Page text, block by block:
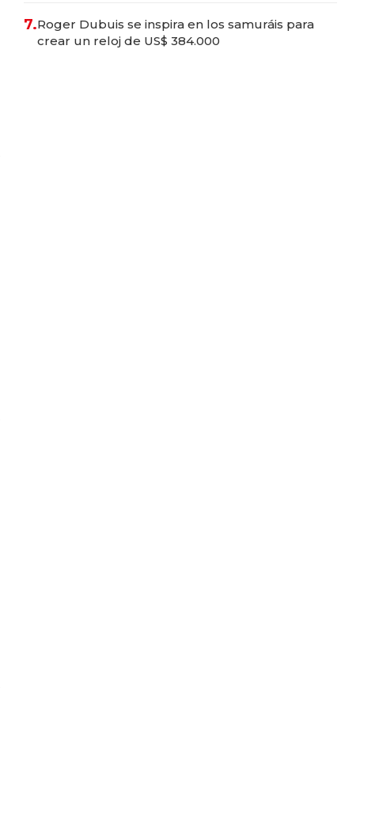
7.Roger Dubuis se inspira en los samuráis para
crear un reloj de US$ 384.000